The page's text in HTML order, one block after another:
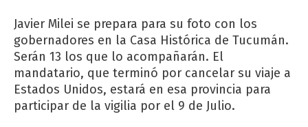
Javier Milei se prepara para su foto con los
gobernadores en la Casa Histórica de Tucumán.
Serán 13 los que lo acompañarán. El
mandatario, que terminó por cancelar su viaje a
Estados Unidos, estará en esa provincia para
participar de la vigilia por el 9 de Julio.